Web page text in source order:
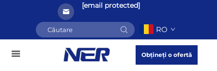
[email protected]
RO
Obțineți o ofertă